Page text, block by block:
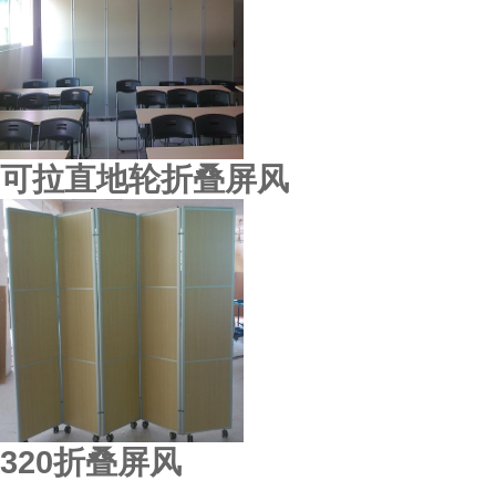
西安杨凌国际会展中心
可拉直地轮折叠屏风
320折叠屏风